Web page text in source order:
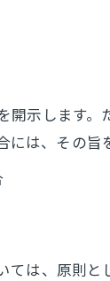
示します
は、その旨
は、原則と